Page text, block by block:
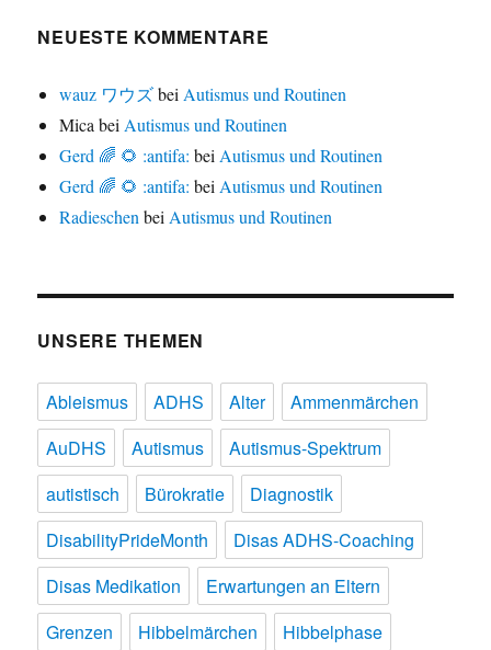
NEUESTE KOMMENTARE
wauz ワウズbeiAutismus und Routinen
MicabeiAutismus und Routinen
Gerd 🌈 🌻 :antifa: beiAutismus und Routinen
Gerd 🌈 🌻 :antifa: beiAutismus und Routinen
RadieschenbeiAutismus und Routinen
UNSERE THEMEN
Ableismus ADHS Alter
Ammenmärchen
AuDHS
Autismus
Autismus-Spektrum
autistisch
Bürokratie
Diagnostik
DisabilityPrideMonth
Disas ADHS-Coaching
Disas Medikation
Erwartungen an Eltern
Grenzen
Hibbelmärchen Hibbelphase